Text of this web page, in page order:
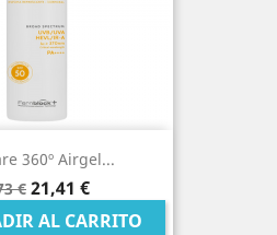
360º Airgel...
€ Precio
21,41 €
AL CARRITO